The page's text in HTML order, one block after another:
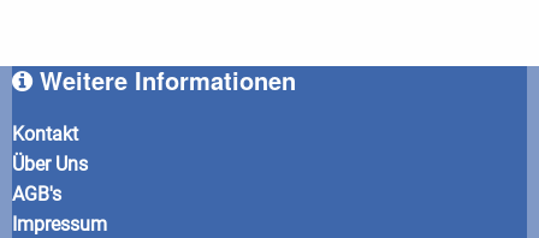
Weitere Informationen
Kontakt
Über Uns
AGB's
Impressum